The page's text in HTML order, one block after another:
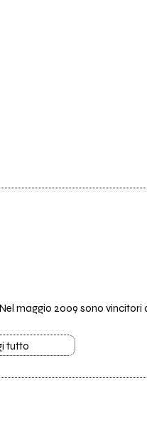
maggio 2009 sono
tutto